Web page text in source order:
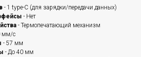
- 1 type-C (для зарядки/передачи данных)
- Нет
- Термопечатающий механизм
мм/с
- 57 мм
- До 40 мм